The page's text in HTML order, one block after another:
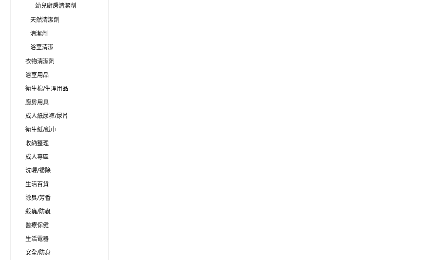
幼兒廚房清潔劑
天然清潔劑
清潔劑
浴室清潔
衣物清潔劑
浴室用品
衛生棉/生理用品
廚房用具
成人紙尿褲/尿片
衛生紙/紙巾
收納整理
成人專區
洗曬/掃除
生活百貨
除臭/芳香
殺蟲/防蟲
醫療保健
生活電器
安全/防身